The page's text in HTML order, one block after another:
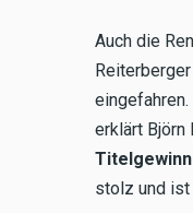
Auch die
erklärt Björn
stolz und ist